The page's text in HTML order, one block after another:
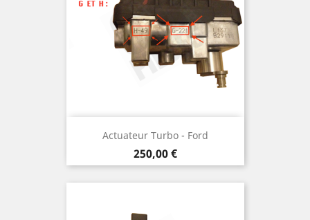
Actuateur Turbo - Ford
Prix
250,00 €